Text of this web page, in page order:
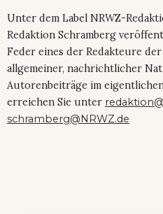
Unter dem Label NRWZ-
Redaktion Schramberg
Feder eines der Redakteure der
allgemeiner, nachrichtlicher
Autorenbeiträge im
erreichen Sie unter
schramberg@NRWZ.de